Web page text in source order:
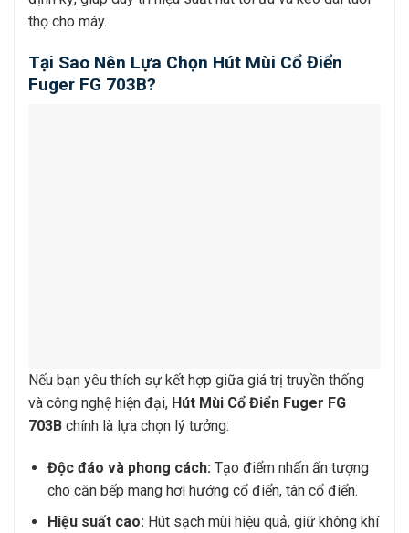
thọ cho máy.
Tại Sao Nên Lựa Chọn Hút Mùi Cổ Điển
Fuger FG 703B?
Nếu bạn yêu thích sự kết hợp giữa giá trị truyền thống
và công nghệ hiện đại, Hút Mùi Cổ Điển Fuger FG
703B chính là lựa chọn lý tưởng:
Độc đáo và phong cách: Tạo điểm nhấn ấn tượng
cho căn bếp mang hơi hướng cổ điển, tân cổ điển.
Hiệu suất cao:Hút sạch mùi hiệu quả, giữ không khí